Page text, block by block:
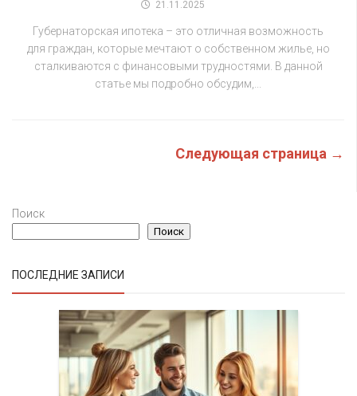
21.11.2025
Губернаторская ипотека – это отличная возможность
для граждан, которые мечтают о собственном жилье, но
сталкиваются с финансовыми трудностями. В данной
статье мы подробно обсудим,...
Следующая страница →
Поиск
Поиск
ПОСЛЕДНИЕ ЗАПИСИ